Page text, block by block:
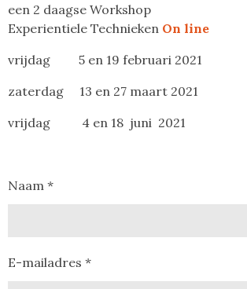
een 2 daagse Workshop
Experientiele Technieken On line
vrijdag 5 en 19 februari 2021
zaterdag 13 en 27 maart 2021
vrijdag 4 en 18 juni 2021
Naam *
E-mailadres *